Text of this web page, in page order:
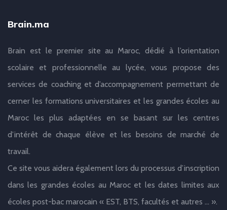
Brain.ma
Brain est le premier site au Maroc, dédié à l’orientation
scolaire et professionnelle au lycée, vous propose des
services de coaching et d’accompagnement permettant de
cerner les formations universitaires et les grandes écoles au
Maroc les plus adaptées en se basant sur les centres
d’intérêt de chaque élève et les besoins de marché de
travail.
Ce site vous aidera également lors du processus d’inscription
dans les grandes écoles au Maroc et les dates limites aux
écoles post-bac marocain « EST, BTS, facultés et autres … ».